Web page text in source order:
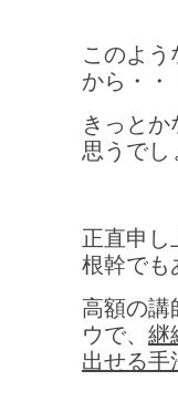
このよ
から・・
きっと
思うでし
正直申
根幹でも
高額の
ウで、 継
出せる手